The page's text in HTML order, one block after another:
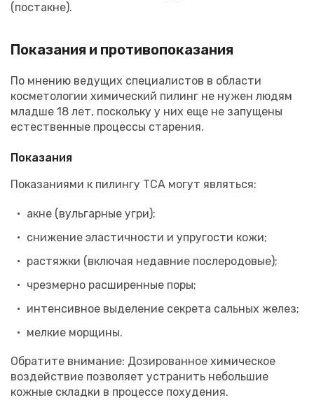
(постакне).
Показания и противопоказания
По мнению ведущих специалистов в области
косметологии химический пилинг не нужен людям
младше 18 лет, поскольку у них еще не запущены
естественные процессы старения.
Показания
Показаниями к пилингу ТСА могут являться:
акне (вульгарные угри);
снижение эластичности и упругости кожи;
растяжки (включая недавние послеродовые);
чрезмерно расширенные поры;
интенсивное выделение секрета сальных желез;
мелкие морщины.
Обратите внимание: Дозированное химическое
воздействие позволяет устранить небольшие
кожные складки в процессе похудения.